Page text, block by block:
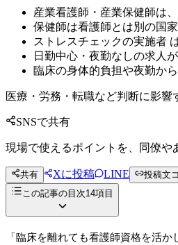
産業看護師・産業保健師は
保健師は看護師とは別の国
ストレスチェックの実施者
日勤中心・夜勤なしの求人
臨床の身体的負担や夜勤か
医療・労務・転職など判断に影
SNSで共有
現場で使えるポイントを、同僚や
共有 Xに投稿 LINE
投稿文
この記事の目次14項目
「臨床を離れても看護師資格を活